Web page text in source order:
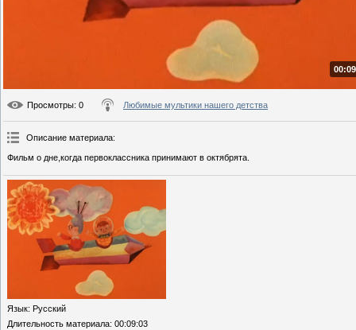
Просмотры: 0 Любимые мультики нашего детства
Описание материала:
Фильм о дне,когда первоклассника принимают в октябрята.
Язык: Русский
Длительность материала: 00:09:03